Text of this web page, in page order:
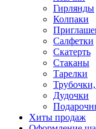
Гирлянды
Колпаки
Салфетки
Скатерть
Стаканы
Тарелки
Дудочки
Хиты продаж